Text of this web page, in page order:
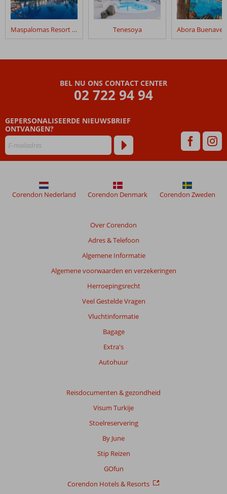
Maspalomas Resort by Dunas Tenesoya
BEL NU ONS CONTACT CENTER
02 722 94 94
GEPERSONALISEERDE NIEUWSBRIEF
ONTVANGEN?
Over Corendon
Adres & Telefoon
Algemene Informatie
Algemene voorwaarden en verzekeringen
Herroepingsrecht
Veel Gestelde Vragen
Vluchtinformatie
Bagage
Extra's
Autohuur
Reisdocumenten & gezondheid
Visum Turkije
Stoelreservering
By June
Stip Reizen
GOfun
Corendon Hotels & Resorts
Corendon Nederland Corendon Denmark Corendon Zweden